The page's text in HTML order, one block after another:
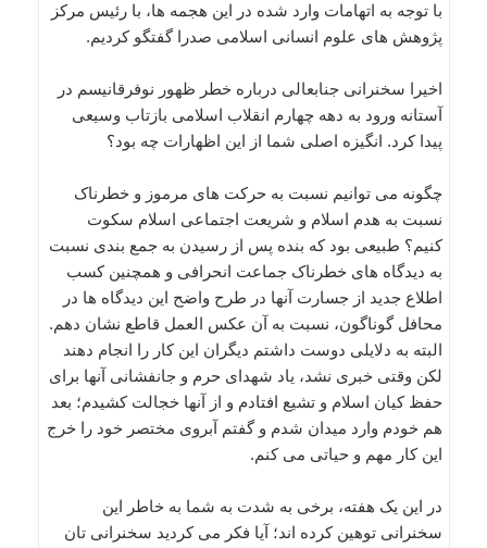
با توجه به اتهامات وارد شده در این هجمه ها، با رئیس مرکز
پژوهش های علوم انسانی اسلامی صدرا گفتگو کردیم.
اخیرا سخنرانی جنابعالی درباره خطر ظهور نوفرقانیسم در
آستانه ورود به دهه چهارم انقلاب اسلامی بازتاب وسیعی
پیدا کرد. انگیزه اصلی شما از این اظهارات چه بود؟
چگونه می توانیم نسبت به حرکت های مرموز و خطرناک
نسبت به هدم اسلام و شریعت اجتماعی اسلام سکوت
کنیم؟ طبیعی بود که بنده پس از رسیدن به جمع بندی نسبت
به دیدگاه های خطرناک جماعت انحرافی و همچنین کسب
اطلاع جدید از جسارت آنها در طرح واضح این دیدگاه ها در
محافل گوناگون، نسبت به آن عکس العمل قاطع نشان دهم.
البته به دلایلی دوست داشتم دیگران این کار را انجام دهند
لکن وقتی خبری نشد، یاد شهدای حرم و جانفشانی آنها برای
حفظ کیان اسلام و تشیع افتادم و از آنها خجالت کشیدم؛ بعد
هم خودم وارد میدان شدم و گفتم آبروی مختصر خود را خرج
این کار مهم و حیاتی می کنم.
در این یک هفته، برخی به شدت به شما به خاطر این
سخنرانی توهین کرده اند؛ آیا فکر می کردید سخنرانی تان